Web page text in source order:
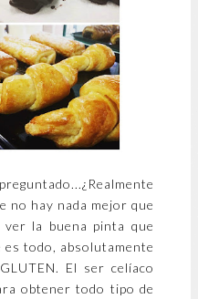
no hay nada mejor que
la buena pinta que
todo, absolutamente
El ser celíaco
obtener todo tipo de